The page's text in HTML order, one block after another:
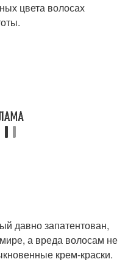
цвета волосах
давно запатентован,
а вреда волосам не
крем-краски.